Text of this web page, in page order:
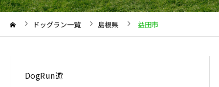
ドッグラン一覧 島根県 益田市
DogRun遊